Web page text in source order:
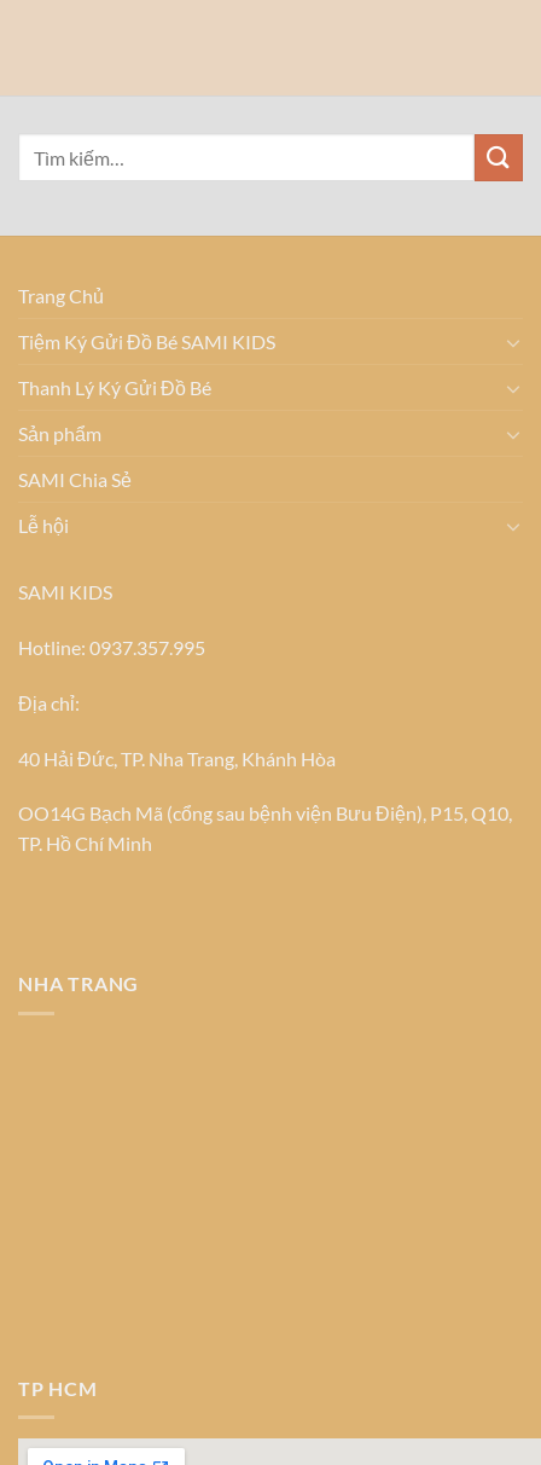
Trang Chủ
Tiệm Ký Gửi Đồ Bé SAMI KIDS
Thanh Lý Ký Gửi Đồ Bé
Sản phẩm
SAMI Chia Sẻ
Lễ hội
SAMI KIDS
Hotline: 0937.357.995
Địa chỉ:
40 Hải Đức, TP. Nha Trang, Khánh Hòa
OO14G Bạch Mã (cổng sau bệnh viện Bưu Điện), P15, Q10,
TP. Hồ Chí Minh
NHA TRANG
TP HCM